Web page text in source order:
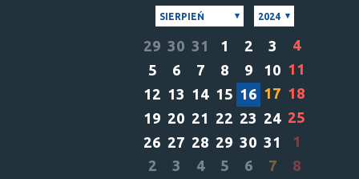
SIERPIEŃ 2024
29 30 31 1 2 3
4
5
6 7 8 9 10 11
12 13 14 15 16 17 18
19 20 21 22 23 24 25
26 27 28 29 30 31
1
2
3 4 5 6 7 8